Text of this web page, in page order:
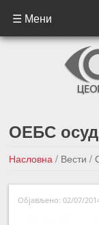
☰ Мени
ОЕБС
Насловна / Вести/
Објављено: 02/07/